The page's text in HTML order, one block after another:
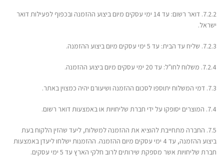
7.2.2. דואר רשום: עד 14 ימי עסקים מיום ביצוע ההזמנה ובכפוף לפעילות דואר
ישראל.
7.2.3. שליח עד הבית: עד 5 ימי עסקים מיום ביצוע ההזמנה.
7.2.4. משלוח לחו"ל: עד 20 ימי עסקים מיום ביצוע ההזמנה.
7.3. דמי המשלוח יתוספו לסכום ההזמנה ושיעורם יהיה כמצוין באתר.
7.4. המוצרים יסופקו על ידי חברת שליחויות או באמצעות דואר רשום.
7.5. החברה מתחייבת להוציא את ההזמנה למשלוח, ליעד שהזין הלקוח בעת
ביצוע ההזמנה, עד 4 ימי עסקים מיום ההזמנה. ההזמנות ישלחו ליעדן באמצעות
חברת שליחויות אשר מספקת שירותים לרוב חלקי הארץ עד 5 ימי עסקים.